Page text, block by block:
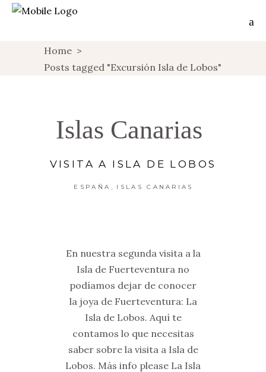
Home >
Posts tagged "Excursión Isla de Lobos"
Islas Canarias
VISITA A ISLA DE LOBOS
ESPAÑA ISLAS CANARIAS
En nuestra segunda visita a la
Isla de Fuerteventura no
podíamos dejar de conocer
la joya de Fuerteventura: La
Isla de Lobos. Aquí te
contamos lo que necesitas
saber sobre la visita a Isla de
Lobos. Más info please La Isla